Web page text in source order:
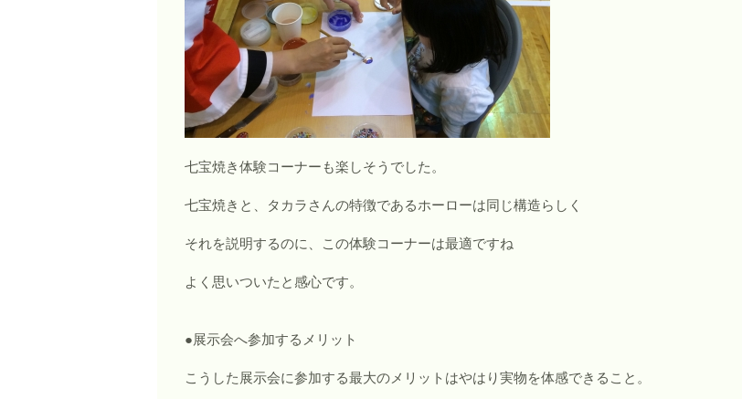
七宝焼き体験コーナーも楽しそうでした。
七宝焼きと、タカラさんの特徴であるホーローは同じ構造らしく
それを説明するのに、この体験コーナーは最適ですね
よく思いついたと感心です。
●展示会へ参加するメリット
こうした展示会に参加する最大のメリットはやはり実物を体感できること。